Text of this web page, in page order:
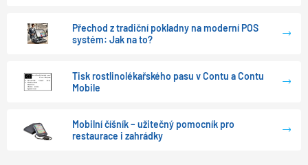
Přechod z tradiční pokladny na moderní POS
systém: Jak na to?
Tisk rostlinolékařského pasu v Contu a Contu
Mobile
Mobilní číšník – užitečný pomocník pro
restaurace i zahrádky